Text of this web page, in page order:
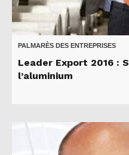
PALMARÈS DES ENTREPRISES
Leader Export 2016 :
l’aluminium